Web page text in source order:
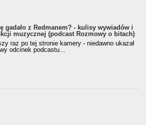
gadało z Redmanem? - kulisy wywiadów i
muzycznej (podcast Rozmowy o bitach)
raz po tej stronie kamery - niedawno ukazał
odcinek podcastu...